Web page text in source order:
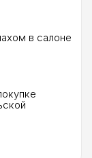
в салоне